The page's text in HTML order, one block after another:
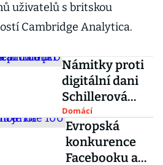
uživatelů s britskou
Cambridge Analytica.
Námitky proti
digitální dani
Schillerová
odmítá. Lhůtu
pro účinnost
zákona
neprodlouží
Domácí
Evropská
konkurence
Facebooku a